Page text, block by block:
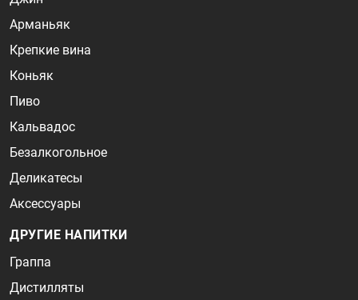
Арманьяк
Крепкие вина
Коньяк
Пиво
Кальвадос
Безалкогольное
Деликатесы
Аксессуары
ДРУГИЕ НАПИТКИ
Граппа
Дистилляты